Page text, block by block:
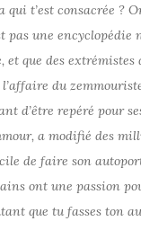
qui t’est consacrée ?
pas une encyclopédie
et que des extrémistes
du
d’être repéré pour
a modifié des
de faire son
ont une passion
que tu fasses ton